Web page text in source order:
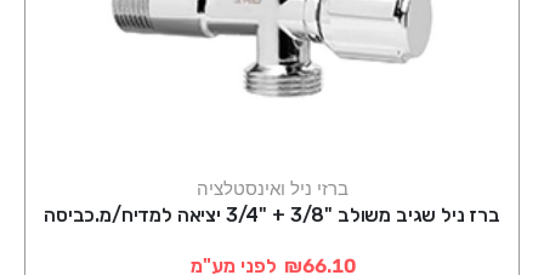
ברזי ניל ואינסטלציה
ברז ניל שגיב משולב "3/8 + "3/4 יציאה למדיח/מ.כביסה
₪66.10 לפני מע"מ